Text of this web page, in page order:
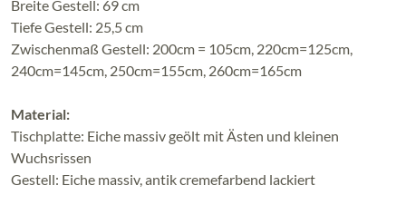
Breite Gestell: 69 cm
Tiefe Gestell: 25,5 cm
Zwischenmaß Gestell: 200cm = 105cm, 220cm=125cm,
240cm=145cm, 250cm=155cm, 260cm=165cm
Material:
Tischplatte: Eiche massiv geölt mit Ästen und kleinen
Wuchsrissen
Gestell: Eiche massiv, antik cremefarbend lackiert